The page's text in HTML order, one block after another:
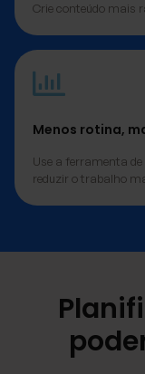
Crie conteúdo mais
Menos rotina,
Use a ferramenta
reduzir o trabalho